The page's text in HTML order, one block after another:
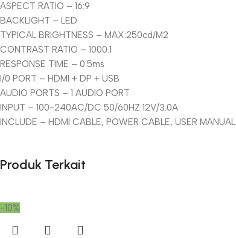
ASPECT RATIO – 16:9
BACKLIGHT – LED
TYPICAL BRIGHTNESS – MAX:250cd/M2
CONTRAST RATIO – 1000:1
RESPONSE TIME – 0.5ms
I/0 PORT – HDMI + DP + USB
AUDIO PORTS – 1 AUDIO PORT
INPUT – 100-240AC/DC 50/60HZ 12V/3.0A
INCLUDE – HDMI CABLE, POWER CABLE, USER MANUAL
Produk Terkait
-10%